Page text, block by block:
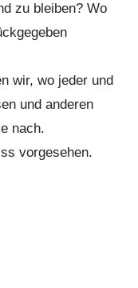
zu bleiben? Wo
wir, wo jeder und
und anderen
nach.
vorgesehen.